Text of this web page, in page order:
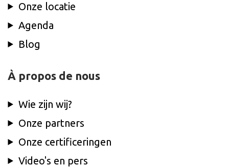
Onze locatie
Agenda
Blog
À propos de nous
Wie zijn wij?
Onze partners
Onze certificeringen
Video's en pers